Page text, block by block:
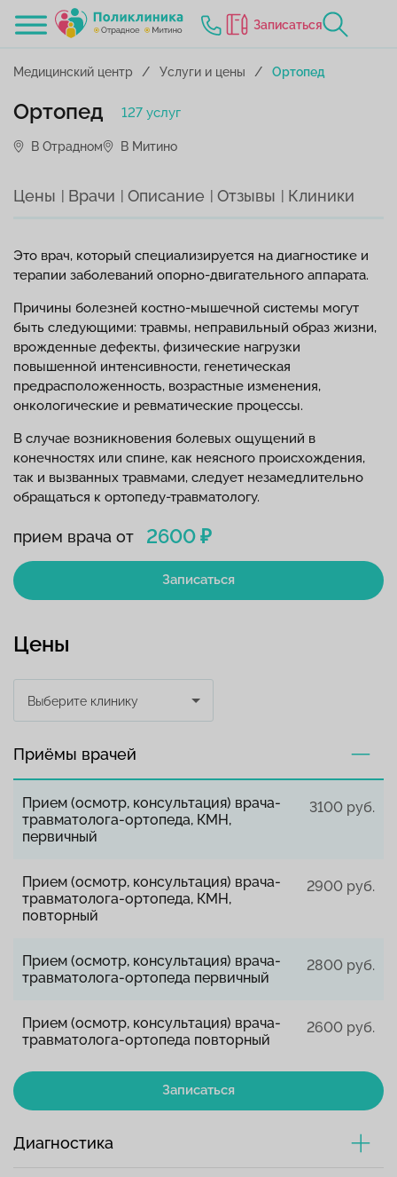
Записаться
Медицинский центр Услуги и цены Ортопед
прием врача от 2600 ₽
Записаться
Ортопед 127 услуг
В Отрадном В Митино
Цены Врачи Описание Отзывы Клиники
Это врач, который специализируется на диагностике и
терапии заболеваний опорно-двигательного аппарата.
Причины болезней костно-мышечной системы могут
быть следующими: травмы, неправильный образ жизни,
врожденные дефекты, физические нагрузки
повышенной интенсивности, генетическая
предрасположенность, возрастные изменения,
онкологические и ревматические процессы.
В случае возникновения болевых ощущений в
конечностях или спине, как неясного происхождения,
так и вызванных травмами, следует незамедлительно
обращаться к ортопеду-травматологу.
Цены
Выберите клинику
Приёмы врачей
Прием (осмотр, консультация) врача-
травматолога-ортопеда, КМН,
первичный
3100 руб.
Прием (осмотр, консультация) врача-
травматолога-ортопеда, КМН,
повторный
2900 руб.
Прием (осмотр, консультация) врача-
травматолога-ортопеда первичный
2800 руб.
Прием (осмотр, консультация) врача-
травматолога-ортопеда повторный
2600 руб.
Записаться
Диагностика